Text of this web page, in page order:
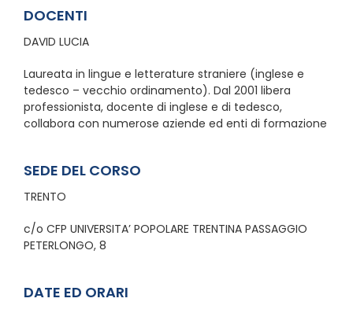
DOCENTI
DAVID LUCIA
Laureata in lingue e letterature straniere (inglese e
tedesco – vecchio ordinamento). Dal 2001 libera
professionista, docente di inglese e di tedesco,
collabora con numerose aziende ed enti di formazione
SEDE DEL CORSO
TRENTO
c/o CFP UNIVERSITA’ POPOLARE TRENTINA PASSAGGIO
PETERLONGO, 8
DATE ED ORARI